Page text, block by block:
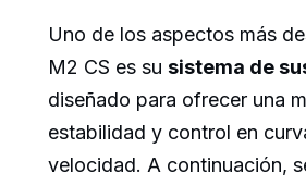
Uno de los aspectos más
M2 CS es su sistema de
diseñado para ofrecer una
estabilidad y control en
velocidad. A continuación,